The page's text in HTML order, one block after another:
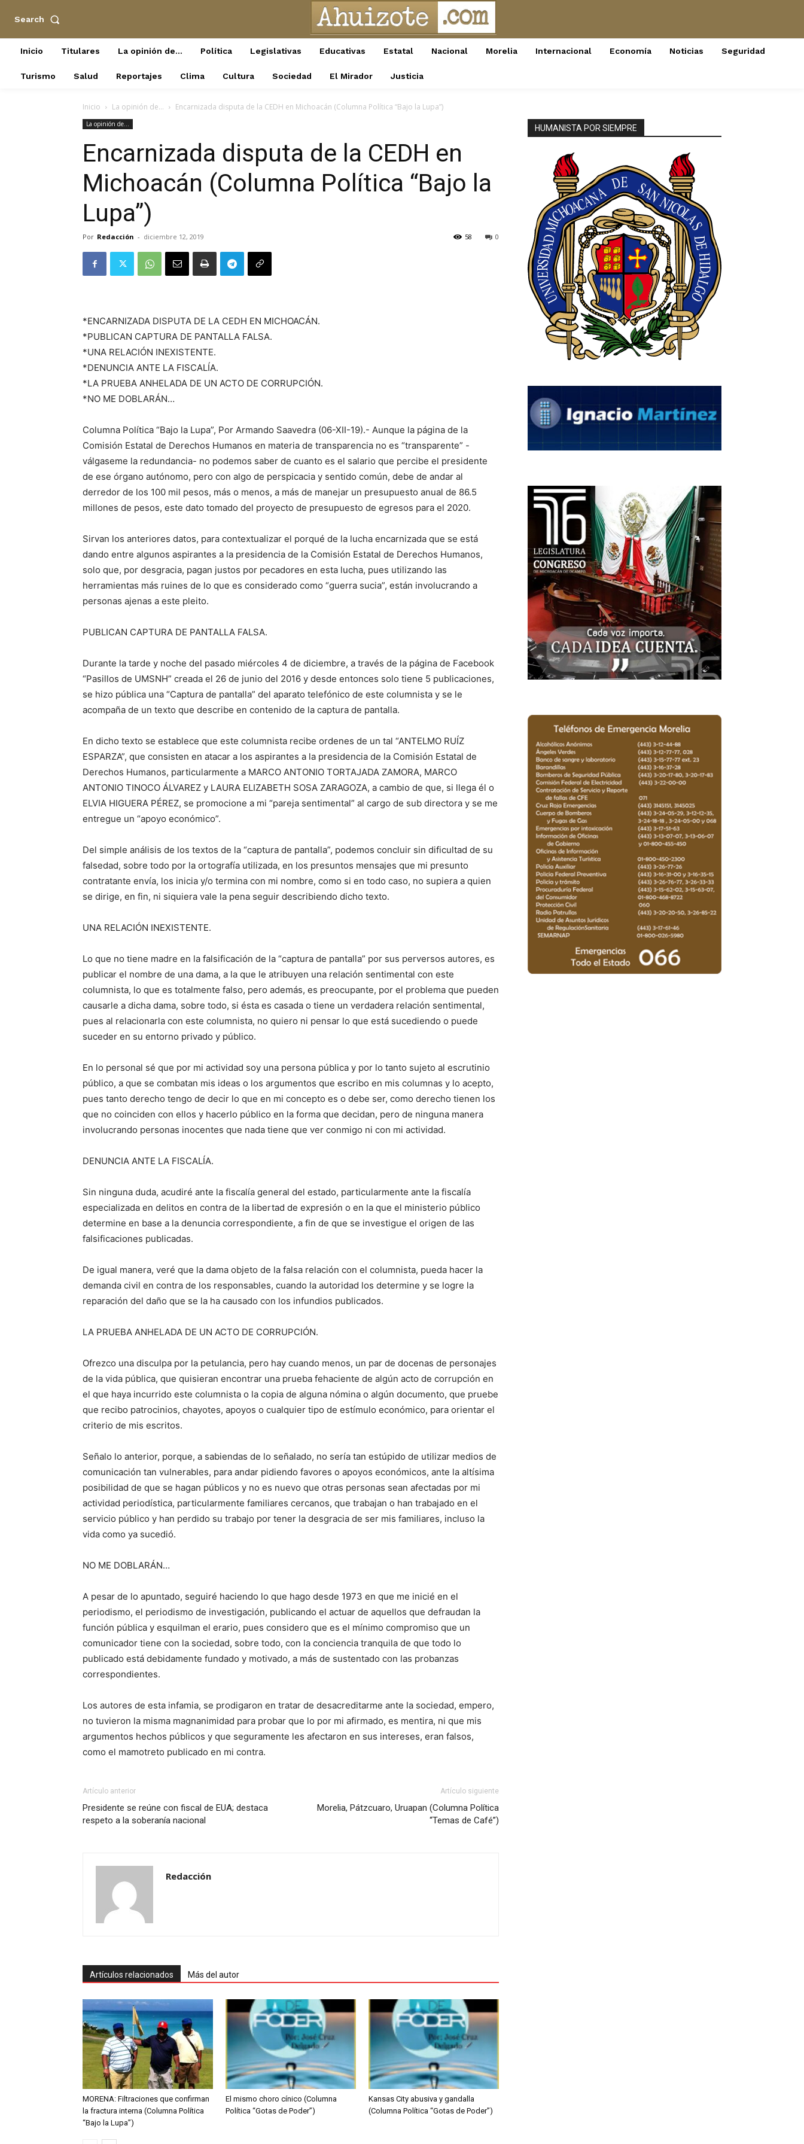
Search
Inicio Titulares La opinión de… Política Legislativas Educativas Estatal Nacional Morelia Internacional Economía Noticias Seguridad
Turismo Salud Reportajes Clima Cultura Sociedad El Mirador Justicia
Inicio La opinión de... Encarnizada disputa de la CEDH en Michoacán (Columna Política “Bajo la Lupa”)
La opinión de...
Encarnizada disputa de la CEDH en
Michoacán (Columna Política “Bajo la
Lupa”)
Por Redacción - diciembre 12, 2019 0
58
*ENCARNIZADA DISPUTA DE LA CEDH EN MICHOACÁN.
*PUBLICAN CAPTURA DE PANTALLA FALSA.
*UNA RELACIÓN INEXISTENTE.
*DENUNCIA ANTE LA FISCALÍA.
*LA PRUEBA ANHELADA DE UN ACTO DE CORRUPCIÓN.
*NO ME DOBLARÁN…
Columna Política “Bajo la Lupa”, Por Armando Saavedra (06-XII-19).- Aunque la página de la
Comisión Estatal de Derechos Humanos en materia de transparencia no es “transparente” -
válgaseme la redundancia- no podemos saber de cuanto es el salario que percibe el presidente
de ese órgano autónomo, pero con algo de perspicacia y sentido común, debe de andar al
derredor de los 100 mil pesos, más o menos, a más de manejar un presupuesto anual de 86.5
millones de pesos, este dato tomado del proyecto de presupuesto de egresos para el 2020.
Sirvan los anteriores datos, para contextualizar el porqué de la lucha encarnizada que se está
dando entre algunos aspirantes a la presidencia de la Comisión Estatal de Derechos Humanos,
solo que, por desgracia, pagan justos por pecadores en esta lucha, pues utilizando las
herramientas más ruines de lo que es considerado como “guerra sucia”, están involucrando a
personas ajenas a este pleito.
PUBLICAN CAPTURA DE PANTALLA FALSA.
Durante la tarde y noche del pasado miércoles 4 de diciembre, a través de la página de Facebook
“Pasillos de UMSNH” creada el 26 de junio del 2016 y desde entonces solo tiene 5 publicaciones,
se hizo pública una “Captura de pantalla” del aparato telefónico de este columnista y se le
acompaña de un texto que describe en contenido de la captura de pantalla.
En dicho texto se establece que este columnista recibe ordenes de un tal “ANTELMO RUÍZ
ESPARZA”, que consisten en atacar a los aspirantes a la presidencia de la Comisión Estatal de
Derechos Humanos, particularmente a MARCO ANTONIO TORTAJADA ZAMORA, MARCO
ANTONIO TINOCO ÁLVAREZ y LAURA ELIZABETH SOSA ZARAGOZA, a cambio de que, si llega él o
ELVIA HIGUERA PÉREZ, se promocione a mi “pareja sentimental” al cargo de sub directora y se me
entregue un “apoyo económico”.
Del simple análisis de los textos de la “captura de pantalla”, podemos concluir sin dificultad de su
falsedad, sobre todo por la ortografía utilizada, en los presuntos mensajes que mi presunto
contratante envía, los inicia y/o termina con mi nombre, como si en todo caso, no supiera a quien
se dirige, en fin, ni siquiera vale la pena seguir describiendo dicho texto.
UNA RELACIÓN INEXISTENTE.
Lo que no tiene madre en la falsificación de la “captura de pantalla” por sus perversos autores, es
publicar el nombre de una dama, a la que le atribuyen una relación sentimental con este
columnista, lo que es totalmente falso, pero además, es preocupante, por el problema que pueden
causarle a dicha dama, sobre todo, si ésta es casada o tiene un verdadera relación sentimental,
pues al relacionarla con este columnista, no quiero ni pensar lo que está sucediendo o puede
suceder en su entorno privado y público.
En lo personal sé que por mi actividad soy una persona pública y por lo tanto sujeto al escrutinio
público, a que se combatan mis ideas o los argumentos que escribo en mis columnas y lo acepto,
pues tanto derecho tengo de decir lo que en mi concepto es o debe ser, como derecho tienen los
que no coinciden con ellos y hacerlo público en la forma que decidan, pero de ninguna manera
involucrando personas inocentes que nada tiene que ver conmigo ni con mi actividad.
DENUNCIA ANTE LA FISCALÍA.
Sin ninguna duda, acudiré ante la fiscalía general del estado, particularmente ante la fiscalía
especializada en delitos en contra de la libertad de expresión o en la que el ministerio público
determine en base a la denuncia correspondiente, a fin de que se investigue el origen de las
falsificaciones publicadas.
De igual manera, veré que la dama objeto de la falsa relación con el columnista, pueda hacer la
demanda civil en contra de los responsables, cuando la autoridad los determine y se logre la
reparación del daño que se la ha causado con los infundios publicados.
LA PRUEBA ANHELADA DE UN ACTO DE CORRUPCIÓN.
Ofrezco una disculpa por la petulancia, pero hay cuando menos, un par de docenas de personajes
de la vida pública, que quisieran encontrar una prueba fehaciente de algún acto de corrupción en
el que haya incurrido este columnista o la copia de alguna nómina o algún documento, que pruebe
que recibo patrocinios, chayotes, apoyos o cualquier tipo de estímulo económico, para orientar el
criterio de mis escritos.
Señalo lo anterior, porque, a sabiendas de lo señalado, no sería tan estúpido de utilizar medios de
comunicación tan vulnerables, para andar pidiendo favores o apoyos económicos, ante la altísima
posibilidad de que se hagan públicos y no es nuevo que otras personas sean afectadas por mi
actividad periodística, particularmente familiares cercanos, que trabajan o han trabajado en el
servicio público y han perdido su trabajo por tener la desgracia de ser mis familiares, incluso la
vida como ya sucedió.
NO ME DOBLARÁN…
A pesar de lo apuntado, seguiré haciendo lo que hago desde 1973 en que me inicié en el
periodismo, el periodismo de investigación, publicando el actuar de aquellos que defraudan la
función pública y esquilman el erario, pues considero que es el mínimo compromiso que un
comunicador tiene con la sociedad, sobre todo, con la conciencia tranquila de que todo lo
publicado está debidamente fundado y motivado, a más de sustentado con las probanzas
correspondientes.
Los autores de esta infamia, se prodigaron en tratar de desacreditarme ante la sociedad, empero,
no tuvieron la misma magnanimidad para probar que lo por mi afirmado, es mentira, ni que mis
argumentos hechos públicos y que seguramente les afectaron en sus intereses, eran falsos,
como el mamotreto publicado en mi contra.
Artículo anterior
Presidente se reúne con fiscal de EUA; destaca
respeto a la soberanía nacional
Artículo siguiente
Morelia, Pátzcuaro, Uruapan (Columna Política
“Temas de Café”)
Redacción
Artículos relacionados Más del autor
MORENA: Filtraciones que confirman
la fractura interna (Columna Política
“Bajo la Lupa”)
El mismo choro cínico (Columna
Política “Gotas de Poder”)
Kansas City abusiva y gandalla
(Columna Política “Gotas de Poder”)
HUMANISTA POR SIEMPRE